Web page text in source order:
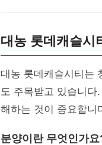
대농 롯데캐슬시
대농 롯데캐슬시티는
도 주목받고 있습니다
해하는 것이 중요합니
분양이란 무엇인가요